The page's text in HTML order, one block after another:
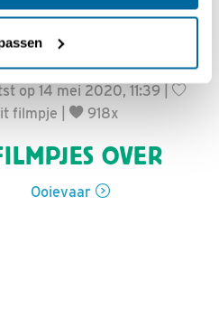
op 14 mei 2020, 11:39 |
filmpje 918x
OVER
Ooievaar